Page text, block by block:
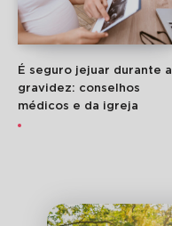
É seguro jejuar durante a
gravidez: conselhos
médicos e da igreja